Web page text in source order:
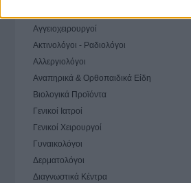
Αγγειοχειρουργοί
Ακτινολόγοι - Ραδιολόγοι
Αλλεργιολόγοι
Αναπηρικά & Ορθοπαιδικά Είδη
Βιολογικά Προϊόντα
Γενικοί Ιατροί
Γενικοί Χειρουργοί
Γυναικολόγοι
Δερματολόγοι
Διαγνωστικά Κέντρα